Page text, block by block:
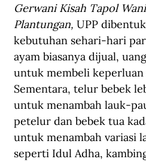
Gerwani Kisah Tapol
Plantungan, UPP
kebutuhan sehari-hari
ayam biasanya dijual,
untuk membeli keperluan
Sementara, telur bebek
untuk menambah lauk-
petelur dan bebek tua
untuk menambah variasi
seperti Idul Adha,